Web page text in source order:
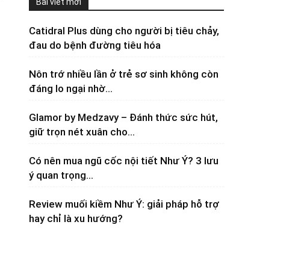
Catidral Plus dùng cho người bị tiêu chảy,
đau do bệnh đường tiêu hóa
Nôn trớ nhiều lần ở trẻ sơ sinh không còn
đáng lo ngại nhờ...
Glamor by Medzavy – Đánh thức sức hút,
giữ trọn nét xuân cho...
Có nên mua ngũ cốc nội tiết Như Ý? 3 lưu
ý quan trọng...
Review muối kiềm Như Ý: giải pháp hỗ trợ
hay chỉ là xu hướng?